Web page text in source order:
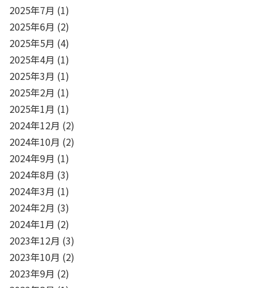
2025年7月 (1)
2025年6月 (2)
2025年5月 (4)
2025年4月 (1)
2025年3月 (1)
2025年2月 (1)
2025年1月 (1)
2024年12月 (2)
2024年10月 (2)
2024年9月 (1)
2024年8月 (3)
2024年3月 (1)
2024年2月 (3)
2024年1月 (2)
2023年12月 (3)
2023年10月 (2)
2023年9月 (2)